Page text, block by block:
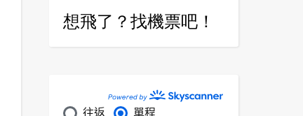
想飛了？找機票吧！